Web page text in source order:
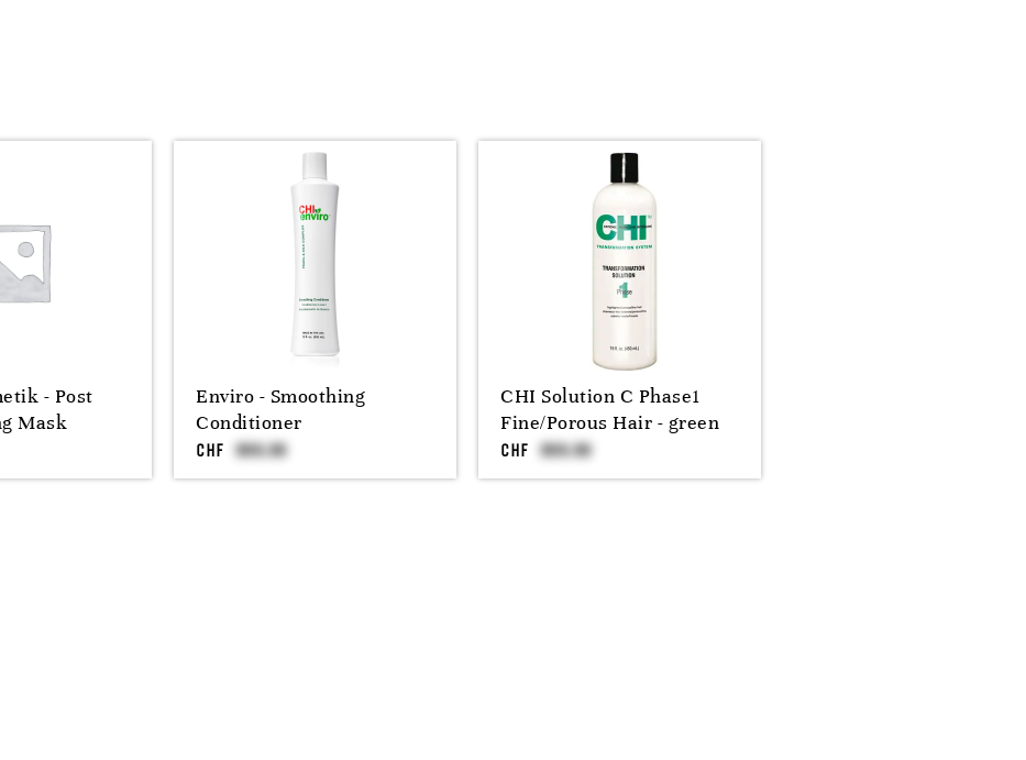
- Post
Mask
Enviro - Smoothing
Conditioner
CHF
CHI Solution C Phase1
Fine/Porous Hair - green
CHF